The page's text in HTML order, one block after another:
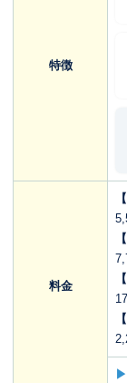
特徴
料金
▶